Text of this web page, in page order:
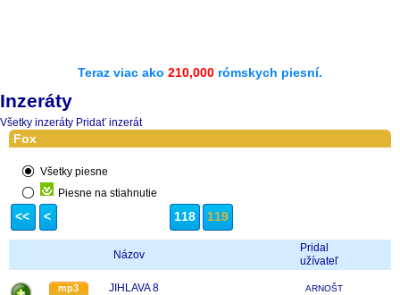
Teraz viac ako 210,000 rómskych piesní.
Inzeráty
Všetky inzeráty Pridať inzerát
Fox
Všetky piesne
Piesne na stiahnutie
<< < 118 119
Názov
Pridal
užívateľ
mp3 JIHLAVA 8 ARNOŠT